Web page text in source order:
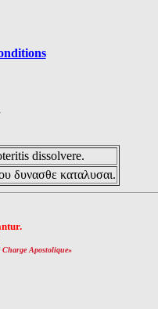
dissolvere.
δυνασθε καταλυσαι.
Charge Apostolique»